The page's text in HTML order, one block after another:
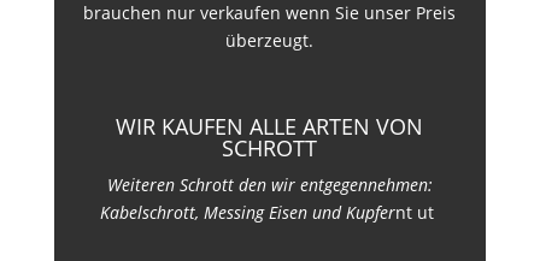
brauchen nur verkaufen wenn Sie unser Preis
überzeugt.
WIR KAUFEN ALLE ARTEN VON
SCHROTT
Weiteren Schrott den wir entgegennehmen:
Kabelschrott, Messing Eisen und Kupfernt ut